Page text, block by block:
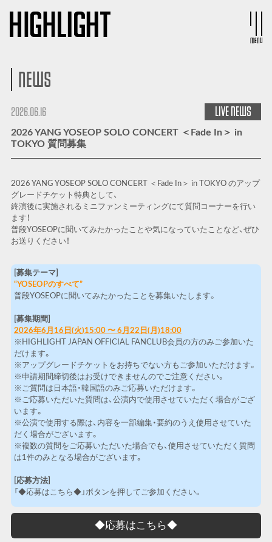
MENU
NEWS
2026.06.16 LIVENEWS
2026 YANG YOSEOP SOLO CONCERT ＜Fade In＞ in
TOKYO 質問募集
2026 YANG YOSEOP SOLO CONCERT ＜Fade In＞ in TOKYO のアップ
グレードチケット特典として、
終演後に実施されるミニファンミーティングにて質問コーナーを行い
ます！
普段YOSEOPに聞いてみたかったことや気になっていたことなど、ぜひ
お送りください！
[募集テーマ]
“YOSEOPのすべて”
普段YOSEOPに聞いてみたかったことを募集いたします。
[募集期間]
2026年6月16日(火)15:00 〜 6月22日(月)18:00
※HIGHLIGHT JAPAN OFFICIAL FANCLUB会員の方のみご参加いた
だけます。
※アップグレードチケットをお持ちでない方もご参加いただけます。
※申請期間締切後はお受けできませんのでご注意ください。
※ご質問は日本語・韓国語のみご応募いただけます。
※ご応募いただいた質問は、公演内で使用させていただく場合がござ
います。
※公演で使用する際は、内容を一部編集・要約のうえ使用させていた
だく場合がございます。
※複数の質問をご応募いただいた場合でも、使用させていただく質問
は1件のみとなる場合がございます。
[応募方法]
「◆応募はこちら◆」ボタンを押してご参加ください。
◆応募はこちら◆